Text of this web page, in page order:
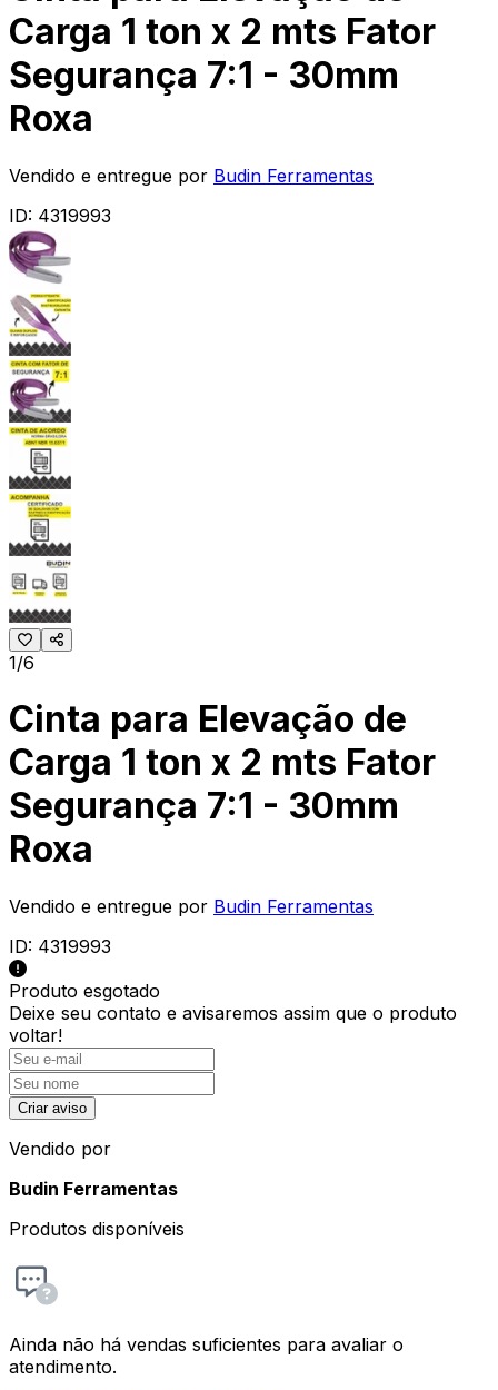
Carga 1 ton x 2 mts Fator
Segurança 7:1 - 30mm
Roxa
Vendido e entregue por Budin Ferramentas
ID: 4319993
1/6
Cinta para Elevação de
Carga 1 ton x 2 mts Fator
Segurança 7:1 - 30mm
Roxa
Vendido e entregue por Budin Ferramentas
ID: 4319993
Produto esgotado
Deixe seu contato e avisaremos assim que o produto
voltar!
Criar aviso
Vendido por
Budin Ferramentas
Produtos disponíveis
Ainda não há vendas suficientes para avaliar o
atendimento.